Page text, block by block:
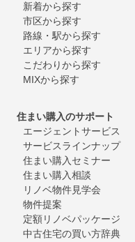
新着から探す
市区から探す
路線・駅から探す
エリアから探す
こだわりから探す
MIXから探す
住まい購入のサポート
エージェントサービス
サービスラインナップ
住まい購入セミナー
住まい購入相談
リノベ物件見学会
物件提案
定額リノベパッケージ
中古住宅の買い方辞典